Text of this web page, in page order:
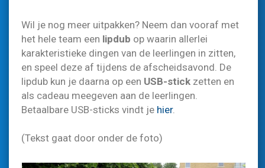
Wil je nog meer uitpakken? Neem dan vooraf met
het hele team een lipdub op waarin allerlei
karakteristieke dingen van de leerlingen in zitten,
en speel deze af tijdens de afscheidsavond. De
lipdub kun je daarna op een USB-stick zetten en
als cadeau meegeven aan de leerlingen.
Betaalbare USB-sticks vindt je hier.
(Tekst gaat door onder de foto)